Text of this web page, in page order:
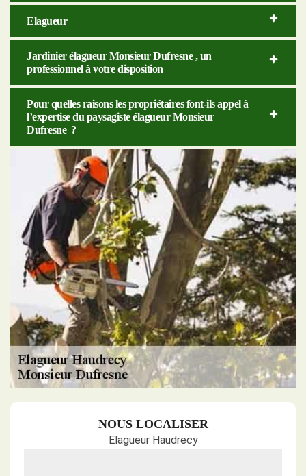
Elagueur
Jardinier élagueur Monsieur Dufresne , un
professionnel à votre disposition
Pour quelles raisons les propriétaires font-ils appel à
l’expertise du paysagiste élagueur Monsieur
Dufresne ?
NOUS LOCALISER
Elagueur Haudrecy